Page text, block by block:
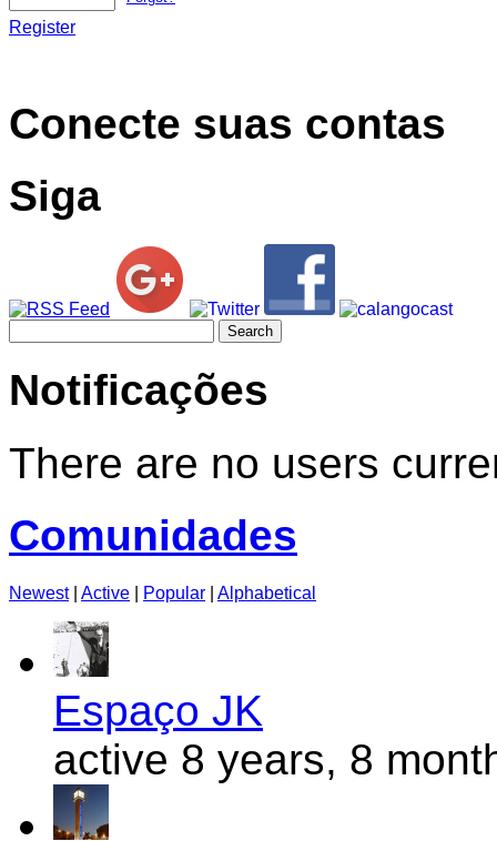
Register
Conecte suas contas
Siga
for:
Notificações
There are no users
Comunidades
Newest Active Popular Alphabetical
Espaço JK
active 8 years, 8